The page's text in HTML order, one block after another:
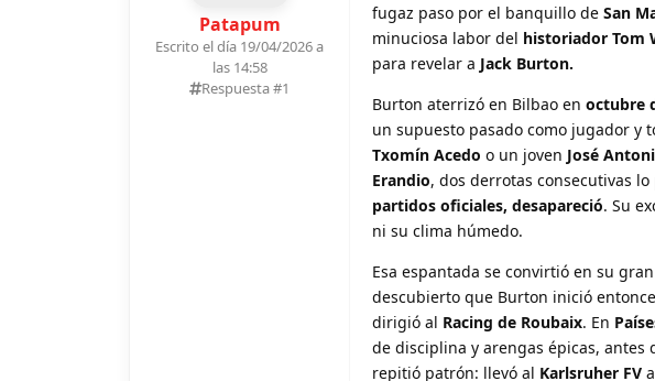
Patapum
Escrito el día 19/04/2026 a
las 14:58
Respuesta #1
fugaz paso por el banquillo de San
minuciosa labor del historiador Tom
para revelar a Jack Burton.
Burton aterrizó en Bilbao en octubre
un supuesto pasado como jugador y
Txomín Acedo o un joven José
Erandio, dos derrotas consecutivas
partidos oficiales, desapareció. Su
ni su clima húmedo.
Esa espantada se convirtió en su
descubierto que Burton inició
dirigió al Racing de Roubaix. En
de disciplina y arengas épicas,
repitió patrón: llevó al Karlsruher FV